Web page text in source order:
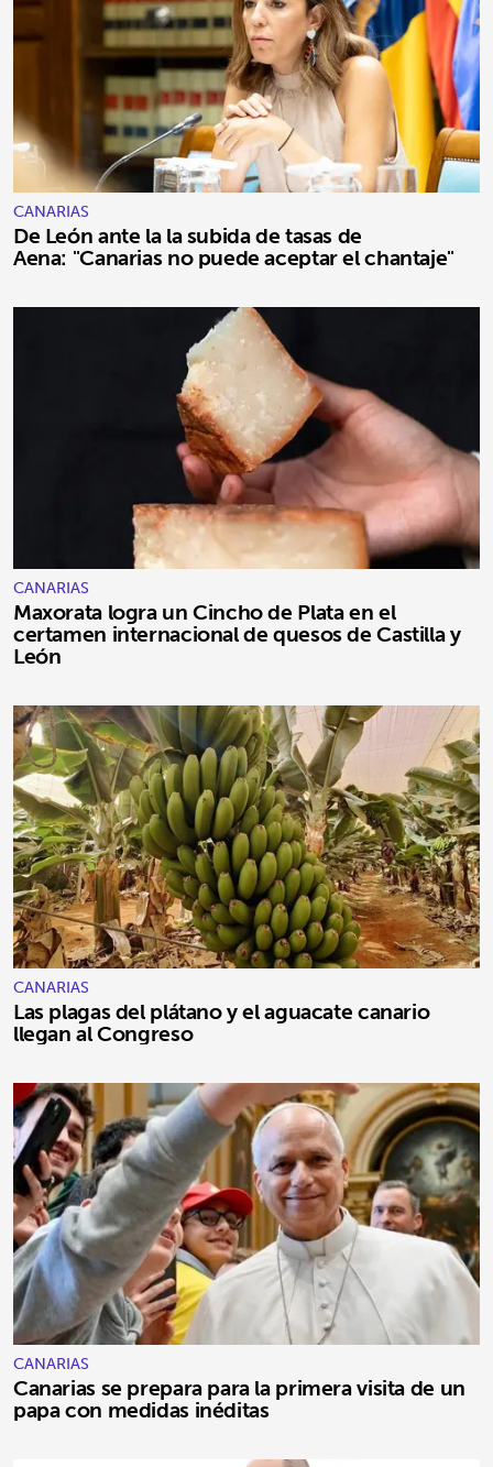
CANARIAS
De León ante la la subida de tasas de
Aena: "Canarias no puede aceptar el chantaje"
CANARIAS
Maxorata logra un Cincho de Plata en el
certamen internacional de quesos de Castilla y
León
CANARIAS
Las plagas del plátano y el aguacate canario
llegan al Congreso
CANARIAS
Canarias se prepara para la primera visita de un
papa con medidas inéditas